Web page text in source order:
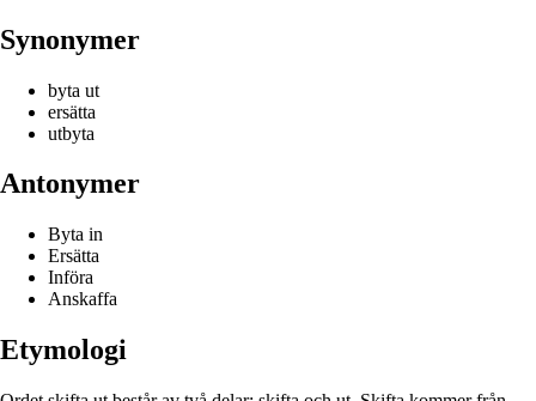
Synonymer
byta ut
ersätta
utbyta
Antonymer
Byta in
Ersätta
Införa
Anskaffa
Etymologi